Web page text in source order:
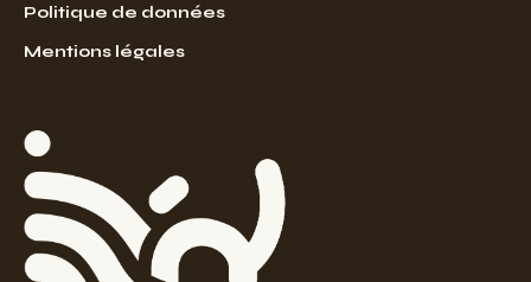
Politique de données
Mentions légales